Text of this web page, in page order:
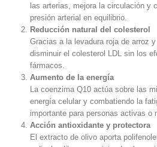
las arterias, mejora la circulación y
presión arterial en equilibrio.
Reducción natural del colesterol
Gracias a la levadura roja de arroz
disminuir el colesterol LDL sin los
fármacos.
Aumento de la energía
La coenzima Q10 actúa sobre las
energía celular y combatiendo la
importante para personas activas o
Acción antioxidante y protectora
El extracto de olivo aporta